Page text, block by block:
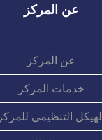
عن المركز
عن المركز
خدمات المركز
الهيكل التنظيمي للمركز